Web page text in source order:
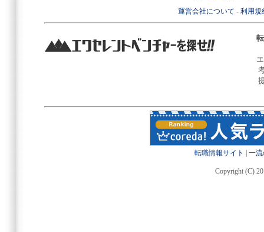
運営会社について - 利用規
転職情報サイト 一
Copyright (C)